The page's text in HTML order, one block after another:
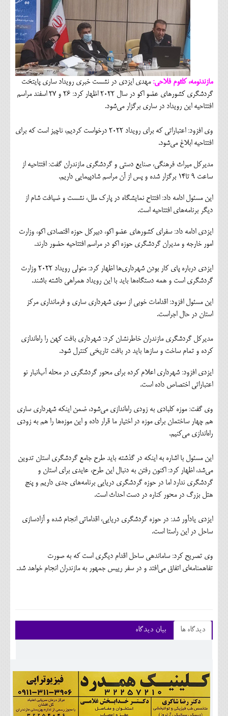
مازندنومه، کلثوم فلاحی: مهدی ایزدی در نشست خبری رویداد ساری پایتخت
گردشگری کشورهای عضو اکو در سال ۲۰۲۲ اظهار کرد: ۲۶‌ و ۲۷ اسفند مراسم
افتتاحیه این رویداد در ساری برگزار می‌شود.
وی افزود: اعتباراتی که برای رویداد ۲۰۲۲ درخواست کردیم، ناچیز است که برای
افتتاحیه ابلاغ می‌شود.
مدیرکل میراث فرهنگی، صنایع دستی و گردشگری مازندران گفت: افتتاحیه از
ساعت ۹ تا۱۴ برگزار شده و پس از آن مراسم شادپیمایی داریم.
این مسئول ادامه داد: افتتاح نمایشگاه در پارک ملل، نشست و ضیافت شام از
دیگر برنامه‌های افتتاحیه است.
ایزدی ادامه داد: سفرای کشورهای عضو اکو، دبیرکل حوزه اقتصادی اکو، وزارت
امور خارجه و مدیران گردشگری حوزه اکو در مراسم افتتاحیه حضور دارند.
ایزدی درباره پای کار بودن شهرداری‌ها اظهار کرد: متولی رویداد ۲۰۲۲ وزارت
گردشگری است و همه دستگاه‌ها باید با این رویداد همراهی داشته باشند.
این مسئول افزود: اقدامات خوبی از سوی شهرداری ساری و فرمانداری مرکز
استان در حال اجراست.
مدیرکل گردشگری مازندران خاطرنشان کرد: شهرداری بافت کهن را راه‌اندازی
کرده و تمام ساخت و سازها باید در بافت تاریخی کنترل شود.
ایزدی افزود: شهرداری اعلام کرده برای محور گردشگری در محله آب‌انبار نو
اعتباراتی اختصاص داده است.
وی گفت: موزه کلبادی به زودی راه‌اندازی می‌شود، ضمن اینکه شهرداری ساری
هم چهار ساختمان برای موزه در اختیار ما قرار داده و این موزه‌ها را هم به زودی
راه‌اندازی می‌کنیم.
این مسئول با اشاره به اینکه در گذشته باید طرح جامع گردشگری استان تدوین
می‌شد، اظهار کرد: اکنون رفتن به دنبال این طرح، عایدی برای استان و
گردشگری ندارد اما در حوزه گردشگری دریایی برنامه‌های جدی داریم و پنج
هتل بزرگ در محور کناره در دست احداث است.
ایزدی یادآور شد: در حوزه گردشگری دریایی، اقداماتی انجام شده و آزادسازی
ساحل در این راستا است.
وی تصریح کرد: ساماندهی ساحل اقدام دیگری است که به صورت
تفاهمنامه‌ای اتفاق می‌افتد و در سفر رییس جمهور به مازندران انجام خواهد شد.
دیدگاه ها بیان دیدگاه